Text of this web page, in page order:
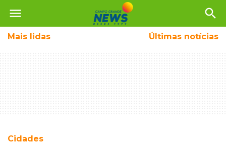
menu search
Mais lidas Últimas notícias
Cidades